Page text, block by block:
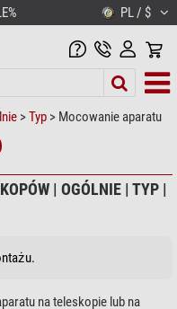
PL / $
>Typ > Mocowanie aparatu
| OGÓLNIE | TYP |
na teleskopie lub na